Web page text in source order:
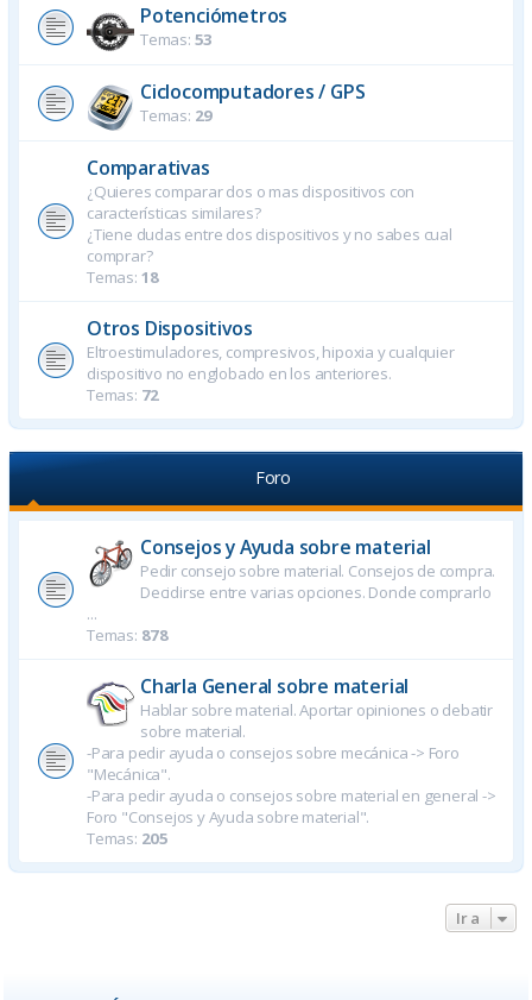
Potenciómetros
Temas: 53
Ciclocomputadores / GPS
Temas: 29
Comparativas
¿Quieres comparar dos o mas dispositivos con
características similares?
¿Tiene dudas entre dos dispositivos y no sabes cual
comprar?
Temas: 18
Otros Dispositivos
Eltroestimuladores, compresivos, hipoxia y cualquier
dispositivo no englobado en los anteriores.
Temas: 72
Foro
Consejos y Ayuda sobre material
Pedir consejo sobre material. Consejos de compra.
Decidirse entre varias opciones. Donde comprarlo
...
Temas: 878
Charla General sobre material
Hablar sobre material. Aportar opiniones o debatir
sobre material.
-Para pedir ayuda o consejos sobre mecánica -> Foro
"Mecánica".
-Para pedir ayuda o consejos sobre material en general ->
Foro "Consejos y Ayuda sobre material".
Temas: 205
Ir a